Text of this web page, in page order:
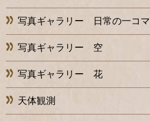
写真ギャラリー 日常の一コマ
写真ギャラリー 空
写真ギャラリー 花
天体観測